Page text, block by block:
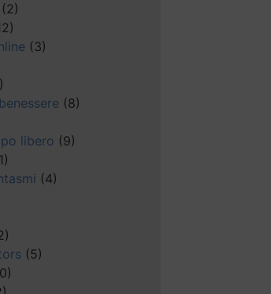
(2)
(3)
(8)
libero (9)
(4)
(5)